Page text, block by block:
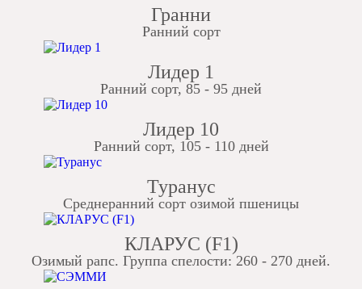
Гранни
Ранний сорт
Лидер 1
Ранний сорт, 85 - 95 дней
Лидер 10
Ранний сорт, 105 - 110 дней
Туранус
Среднеранний сорт озимой пшеницы
КЛАРУС (F1)
Озимый рапс. Группа спелости: 260 - 270 дней.